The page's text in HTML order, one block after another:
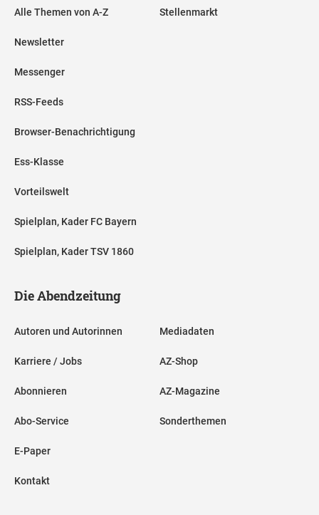
Alle Themen von A-Z
Newsletter
Messenger
RSS-Feeds
Browser-Benachrichtigung
Ess-Klasse
Vorteilswelt
Spielplan, Kader FC Bayern
Spielplan, Kader TSV 1860
Stellenmarkt
Die Abendzeitung
Autoren und Autorinnen
Karriere / Jobs
Abonnieren
Abo-Service
E-Paper
Kontakt
Mediadaten
AZ-Shop
AZ-Magazine
Sonderthemen